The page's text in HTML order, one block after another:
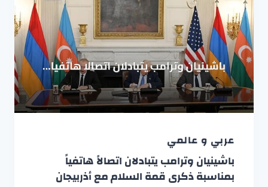
عربي و عالمي
باشينيان وترامب يتبادلان اتصالاً هاتفياً
بمناسبة ذكرى قمة السلام مع أذربيجان